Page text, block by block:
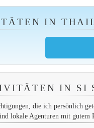
IN
IN SI
die ich persönlich
lokale Agenturen mit gutem